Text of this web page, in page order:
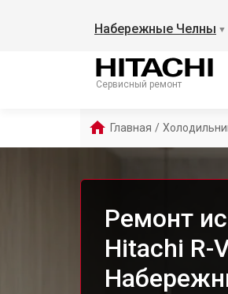
Набережные Челны ▼
Сервисный ремонт
Главная /
Ремонт
Hitachi R-